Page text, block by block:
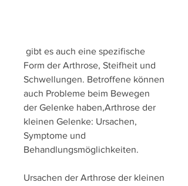
Form der Arthrose, Steifheit und
Schwellungen. Betroffene können
auch Probleme beim Bewegen
der Gelenke haben,Arthrose der
kleinen Gelenke: Ursachen,
Symptome und
Behandlungsmöglichkeiten.
Ursachen der Arthrose der kleinen